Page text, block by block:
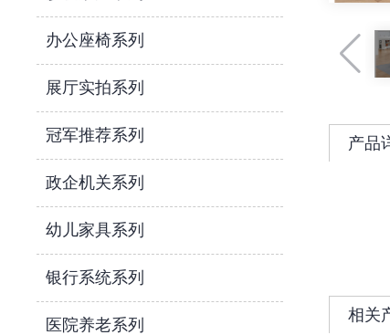
办公座椅系列
展厅实拍系列
冠军推荐系列
政企机关系列
幼儿家具系列
银行系统系列
医院养老系列
产品
相关